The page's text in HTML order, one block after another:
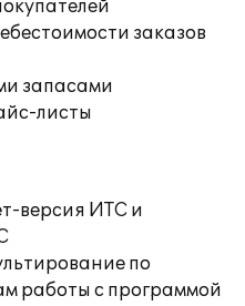
заказов
запасами
листы
версия ИТС и
по
работы с программой